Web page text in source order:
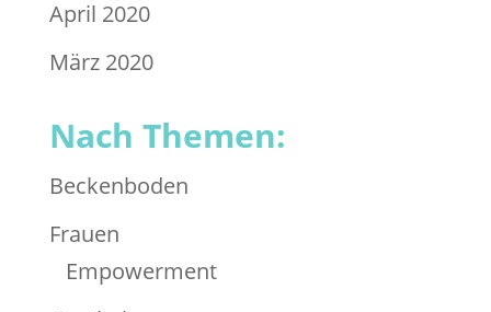
April 2020
März 2020
Nach Themen:
Beckenboden
Frauen
Empowerment